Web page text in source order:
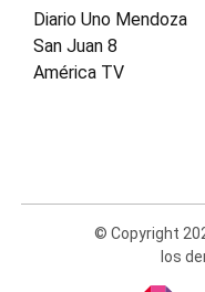
Diario Uno Mendoza
San Juan 8
América TV
© Copyright
los